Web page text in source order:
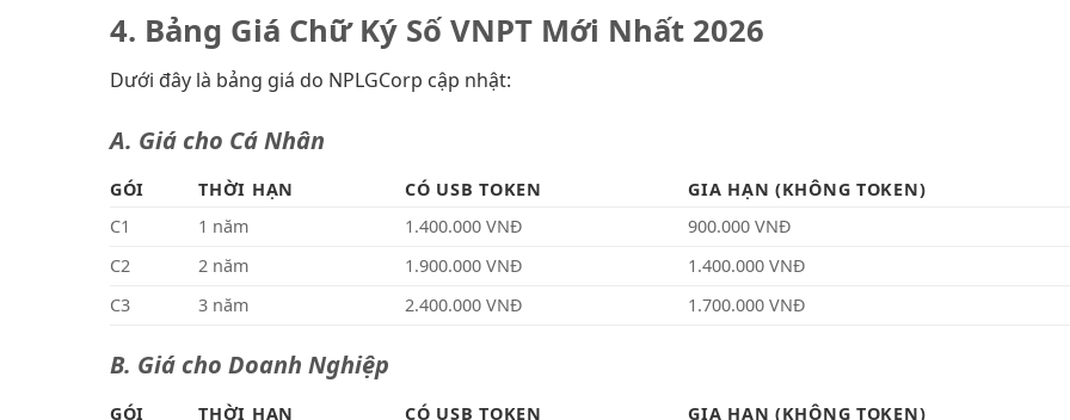
4. Bảng Giá Chữ Ký Số VNPT Mới Nhất 2026
Dưới đây là bảng giá do NPLGCorp cập nhật:
A. Giá cho Cá Nhân
GÓI THỜI HẠN CÓ USB TOKEN
GIA HẠN (KHÔNG TOKEN)
C1
1 năm 1.400.000 VNĐ
900.000 VNĐ
C2
2 năm 1.900.000 VNĐ
1.400.000 VNĐ
C3
3 năm 2.400.000 VNĐ 1.700.000 VNĐ
B. Giá cho Doanh Nghiệp
GÓI THỜI HẠN CÓ USB TOKEN GIA HẠN (KHÔNG TOKEN)